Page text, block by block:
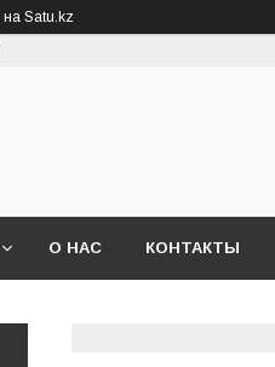
на Satu.kz
О НАС КОНТАКТЫ